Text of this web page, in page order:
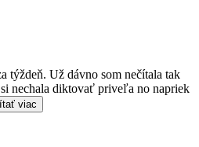
týždeň. Už dávno som nečítala tak
nechala diktovať priveľa no napriek
viac